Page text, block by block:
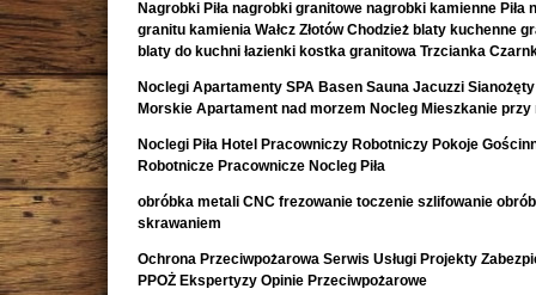
Nagrobki Piła nagrobki granitowe nagrobki kamienne Piła
granitu kamienia Wałcz Złotów Chodzież blaty kuchenne
blaty do kuchni łazienki kostka granitowa Trzcianka
Noclegi Apartamenty SPA Basen Sauna Jacuzzi
Morskie Apartament nad morzem Nocleg Mieszkanie przy
Noclegi Piła Hotel Pracowniczy Robotniczy Pokoje
Robotnicze Pracownicze Nocleg Piła
obróbka metali CNC frezowanie toczenie szlifowanie
skrawaniem
Ochrona Przeciwpożarowa Serwis Usługi Projekty
PPOŻ Ekspertyzy Opinie Przeciwpożarowe